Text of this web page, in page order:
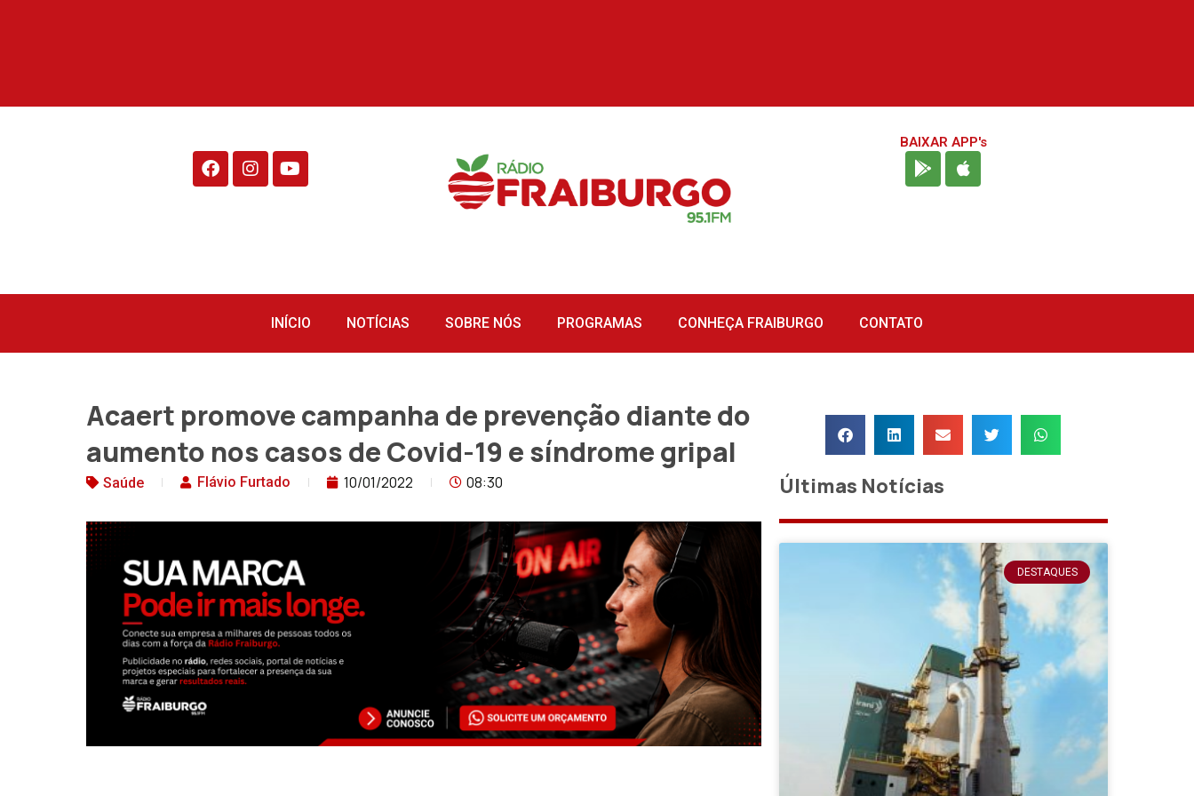
BAIXAR APP's
INÍCIO NOTÍCIAS SOBRE NÓS PROGRAMAS CONHEÇA FRAIBURGO CONTATO
Acaert promove campanha de prevenção diante do
aumento nos casos de Covid-19 e síndrome gripal
Saúde Flávio Furtado 10/01/2022 08:30 Últimas Notícias
DESTAQUES